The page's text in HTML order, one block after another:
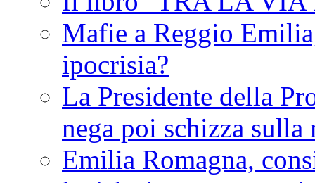
Mafie a Reggio
ipocrisia?
La Presidente della
nega poi schizza sulla
Emilia Romagna,